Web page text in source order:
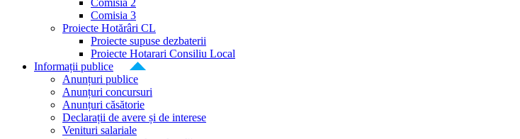
Comisia 2
Comisia 3
Proiecte Hotărâri CL
Proiecte supuse dezbaterii
Proiecte Hotarari Consiliu Local
Informații publice
Anunțuri publice
Anunțuri concursuri
Anunțuri căsătorie
Declarații de avere și de interese
Venituri salariale